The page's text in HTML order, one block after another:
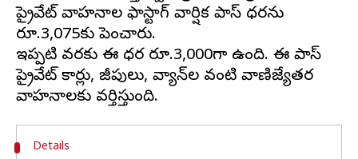
ప్రైవేట్ వాహనాల ఫాస్టాగ్ వార్షిక పాస్ ధరను
రూ.3,075కు పెంచారు.
ఇప్పటి వరకు ఈ ధర రూ.3,000గా ఉంది. ఈ పాస్
ప్రైవేట్ కార్లు, జీపులు, వ్యాన్‌ల వంటి వాణిజ్యేతర
Details